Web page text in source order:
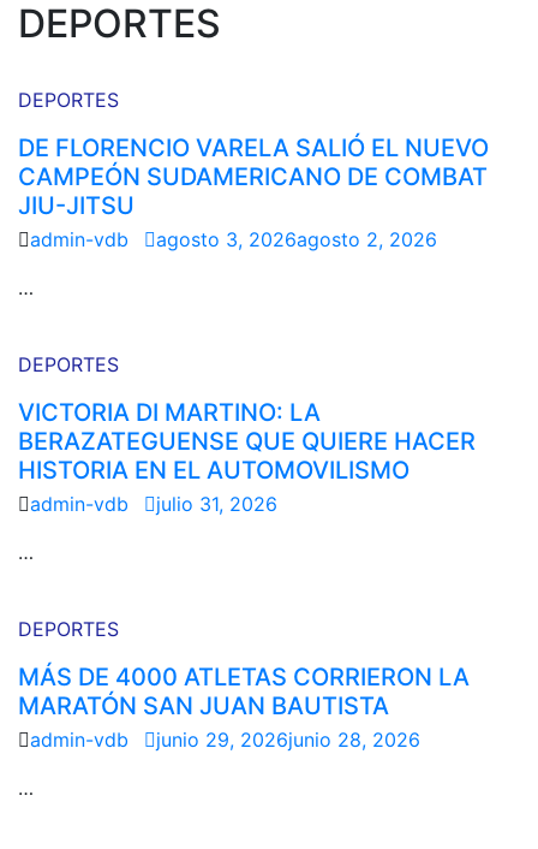
DEPORTES
DEPORTES
DE FLORENCIO VARELA SALIÓ EL NUEVO
CAMPEÓN SUDAMERICANO DE COMBAT
JIU-JITSU
admin-vdb agosto 3, 2026agosto 2, 2026
…
DEPORTES
VICTORIA DI MARTINO: LA
BERAZATEGUENSE QUE QUIERE HACER
HISTORIA EN EL AUTOMOVILISMO
admin-vdb
julio 31, 2026
…
DEPORTES
MÁS DE 4000 ATLETAS CORRIERON LA
MARATÓN SAN JUAN BAUTISTA
admin-vdb junio 29, 2026junio 28, 2026
…